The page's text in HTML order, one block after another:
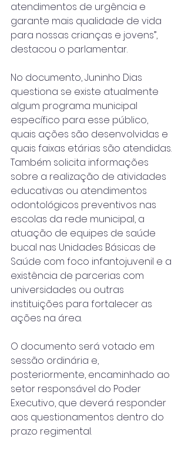
atendimentos de urgência e
garante mais qualidade de vida
para nossas crianças e jovens”,
destacou o parlamentar.
No documento, Juninho Dias
questiona se existe atualmente
algum programa municipal
específico para esse público,
quais ações são desenvolvidas e
quais faixas etárias são atendidas.
Também solicita informações
sobre a realização de atividades
educativas ou atendimentos
odontológicos preventivos nas
escolas da rede municipal, a
atuação de equipes de saúde
bucal nas Unidades Básicas de
Saúde com foco infantojuvenil e a
existência de parcerias com
universidades ou outras
instituições para fortalecer as
ações na área.
O documento será votado em
sessão ordinária e,
posteriormente, encaminhado ao
setor responsável do Poder
Executivo, que deverá responder
aos questionamentos dentro do
prazo regimental.